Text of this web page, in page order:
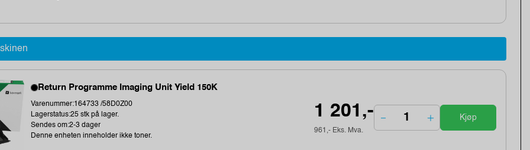
Return Programme Imaging Unit Yield 150K
Varenummer:164733 /58D0Z00
Lagerstatus:25 stk på lager.
Sendes om:2-3 dager
Denne enheten inneholder ikke toner.
1 201,-
961,- Eks. Mva.
Kjøp